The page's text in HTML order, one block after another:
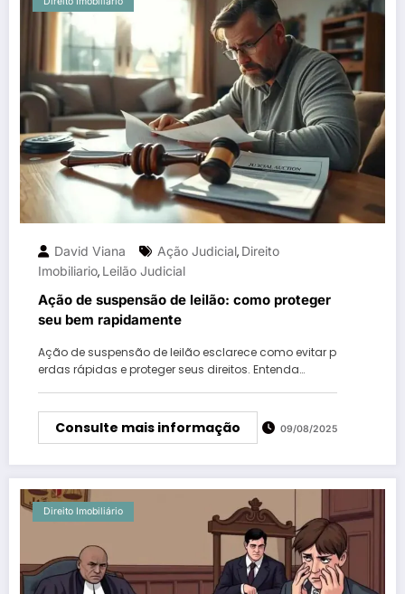
David Viana Ação Judicial, Direito
Imobiliario, Leilão Judicial
Ação de suspensão de leilão: como proteger
seu bem rapidamente
Ação de suspensão de leilão esclarece como evitar p
erdas rápidas e proteger seus direitos. Entenda…
Consulte mais informação 09/08/2025
Direito Imobiliário